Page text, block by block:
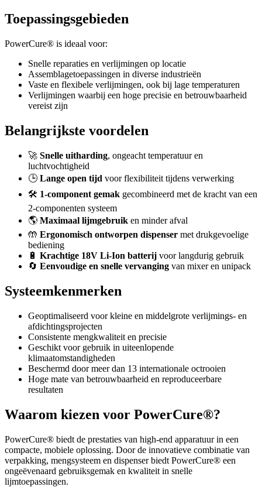
Toepassingsgebieden
PowerCure® is ideaal voor:
Snelle reparaties en verlijmingen op locatie
Assemblagetoepassingen in diverse industrieën
Vaste en flexibele verlijmingen, ook bij lage temperaturen
Verlijmingen waarbij een hoge precisie en betrouwbaarheid
vereist zijn
Belangrijkste voordelen
🚀 Snelle uitharding, ongeacht temperatuur en
luchtvochtigheid
🕒 Lange open tijd voor flexibiliteit tijdens verwerking
🛠️ 1-component gemak gecombineerd met de kracht van een
2-componenten systeem
🌎 Maximaal lijmgebruik en minder afval
🤲 Ergonomisch ontworpen dispenser met drukgevoelige
bediening
🔋 Krachtige 18V Li-Ion batterij voor langdurig gebruik
🔄 Eenvoudige en snelle vervanging van mixer en unipack
Systeemkenmerken
Geoptimaliseerd voor kleine en middelgrote verlijmings- en
afdichtingsprojecten
Consistente mengkwaliteit en precisie
Geschikt voor gebruik in uiteenlopende
klimaatomstandigheden
Beschermd door meer dan 13 internationale octrooien
Hoge mate van betrouwbaarheid en reproduceerbare
resultaten
Waarom kiezen voor PowerCure®?
PowerCure® biedt de prestaties van high-end apparatuur in een
compacte, mobiele oplossing. Door de innovatieve combinatie van
verpakking, mengsysteem en dispenser biedt PowerCure® een
ongeëvenaard gebruiksgemak en kwaliteit in snelle
lijmtoepassingen.